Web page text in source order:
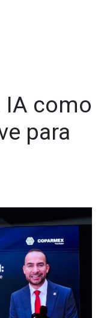
IA como
para